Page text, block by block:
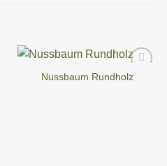
Nussbaum Rundholz